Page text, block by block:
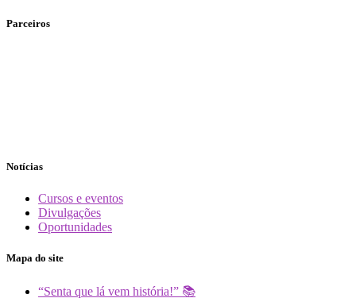
Parceiros
Notícias
Cursos e eventos
Divulgações
Oportunidades
Mapa do site
“Senta que lá vem história!” 📚